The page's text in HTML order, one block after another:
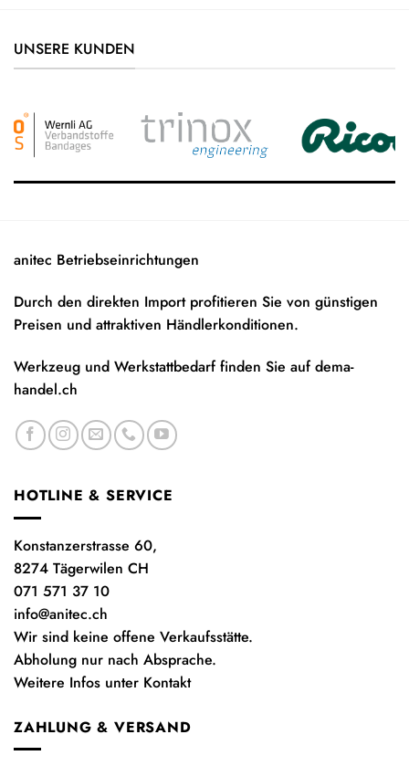
UNSERE KUNDEN
anitec Betriebseinrichtungen
Durch den direkten Import profitieren Sie von günstigen
Preisen und attraktiven Händlerkonditionen.
Werkzeug und Werkstattbedarf finden Sie aufdema-
handel.ch
HOTLINE & SERVICE
Konstanzerstrasse 60,
8274 Tägerwilen CH
071 571 37 10
info@anitec.ch
Wir sind keine offene Verkaufsstätte.
Abholung nur nach Absprache.
Weitere Infos unter Kontakt
ZAHLUNG & VERSAND